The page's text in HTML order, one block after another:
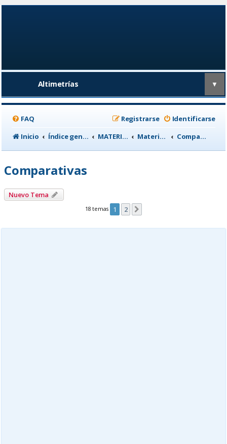
Altimetrías ▼
FAQ Identificarse
Registrarse
Inicio
Índice general MATERIAL CICLISTA Material para Entrenamiento Comparativas
Comparativas
Nuevo Tema
18 temas 1 2